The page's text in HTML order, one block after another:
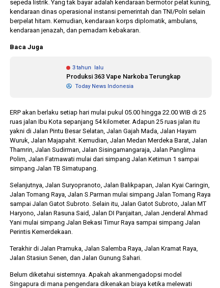
sepeda listrik. Yang tak bayar adalah kendaraan bermotor pelat kuning,
kendaraan dinas operasional instansi pemerintah dan TNI/Polri selain
berpelat hitam. Kemudian, kendaraan korps diplomatik, ambulans,
kendaraan jenazah, dan pemadam kebakaran.
Baca Juga
3 tahun lalu
Produksi 363 Vape Narkoba Terungkap
Today News Indonesia
ERP akan berlaku setiap hari mulai pukul 05.00 hingga 22.00 WIB di 25
ruas jalan Ibu Kota sepanjang 54 kilometer. Adapun 25 ruas jalan itu
yakni di Jalan Pintu Besar Selatan, Jalan Gajah Mada, Jalan Hayam
Wuruk, Jalan Majapahit. Kemudian, Jalan Medan Merdeka Barat, Jalan
Thamrin, Jalan Sudirman, Jalan Sisingamangaraja, Jalan Panglima
Polim, Jalan Fatmawati mulai dari simpang Jalan Ketimun 1 sampai
simpang Jalan TB Simatupang.
Selanjutnya, Jalan Suryopranoto, Jalan Balikpapan, Jalan Kyai Caringin,
Jalan Tomang Raya, Jalan S.Parman mulai simpang Jalan Tomang Raya
sampai Jalan Gatot Subroto. Selain itu, Jalan Gatot Subroto, Jalan MT
Haryono, Jalan Rasuna Said, Jalan DI Panjaitan, Jalan Jenderal Ahmad
Yani mulai simpang Jalan Bekasi Timur Raya sampai simpang Jalan
Perintis Kemerdekaan.
Terakhir di Jalan Pramuka, Jalan Salemba Raya, Jalan Kramat Raya,
Jalan Stasiun Senen, dan Jalan Gunung Sahari.
Belum diketahui sistemnya. Apakah akanmengadopsi model
Singapura di mana pengendara dikenakan biaya ketika melewati